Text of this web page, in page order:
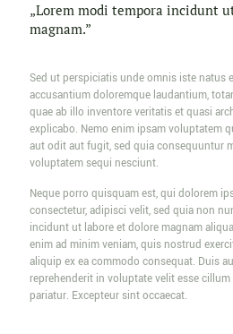
„Lorem modi tempora incidunt
magnam.”
Sed ut perspiciatis unde omnis iste natus
accusantium doloremque laudantium,
quae ab illo inventore veritatis et quasi
explicabo. Nemo enim ipsam voluptatem
aut odit aut fugit, sed quia consequuntur
voluptatem sequi nesciunt.
Neque porro quisquam est, qui dolorem
consectetur, adipisci velit, sed quia non
incidunt ut labore et dolore magnam
enim ad minim veniam, quis nostrud
aliquip ex ea commodo consequat. Duis
reprehenderit in voluptate velit esse
pariatur. Excepteur sint occaecat.